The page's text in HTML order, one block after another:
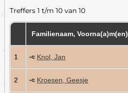
Treffers 1 t/m 10 van 10
Familienaam, Voorna(a)m(en)
1 Knol, Jan
2 Kroesen, Geesje